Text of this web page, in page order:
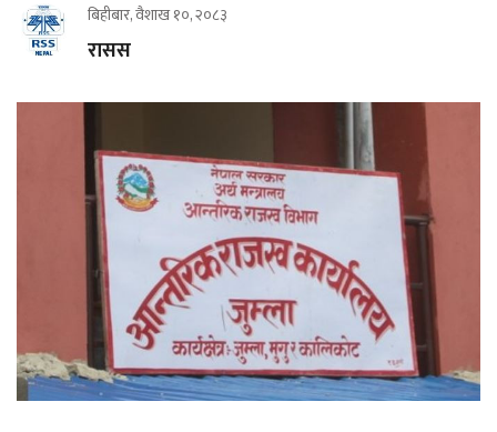
बिहीबार, वैशाख १०, २०८३
रासस